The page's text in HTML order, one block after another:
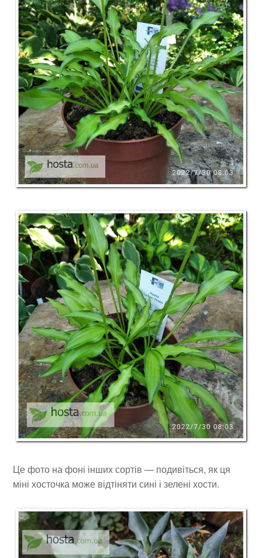
Це фото на фоні інших сортів — подивіться, як ця
міні хосточка може відтіняти сині і зелені хости.